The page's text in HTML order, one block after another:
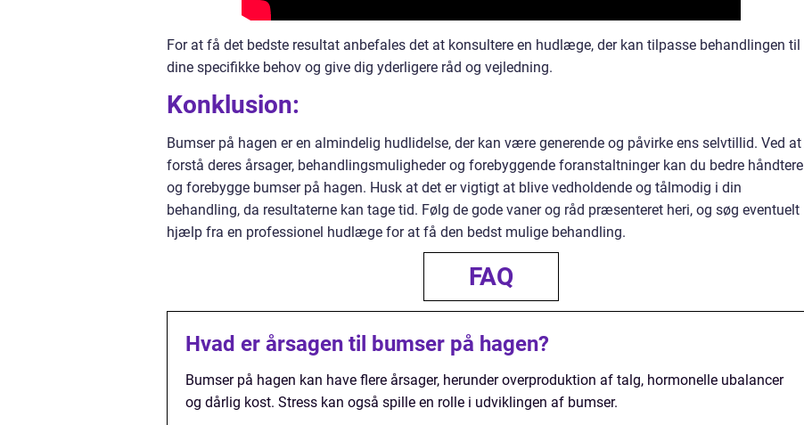
For at få det bedste resultat anbefales det at konsultere en hudlæge, der kan tilpasse behandlingen til
dine specifikke behov og give dig yderligere råd og vejledning.
Konklusion:
Bumser på hagen er en almindelig hudlidelse, der kan være generende og påvirke ens selvtillid. Ved at
forstå deres årsager, behandlingsmuligheder og forebyggende foranstaltninger kan du bedre håndtere
og forebygge bumser på hagen. Husk at det er vigtigt at blive vedholdende og tålmodig i din
behandling, da resultaterne kan tage tid. Følg de gode vaner og råd præsenteret heri, og søg eventuelt
hjælp fra en professionel hudlæge for at få den bedst mulige behandling.
FAQ
Hvad er årsagen til bumser på hagen?
Bumser på hagen kan have flere årsager, herunder overproduktion af talg, hormonelle ubalancer
og dårlig kost. Stress kan også spille en rolle i udviklingen af bumser.